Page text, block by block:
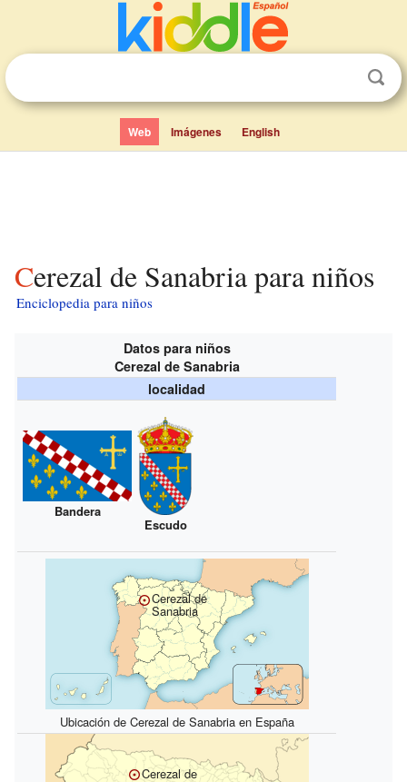
Web Imágenes English
Cerezal de Sanabria para niños
Enciclopedia para niños
Datos para niños
Cerezal de Sanabria
localidad
Bandera
Escudo
Cerezal de
Sanabria
Ubicación de Cerezal de Sanabria en España
Cerezal de